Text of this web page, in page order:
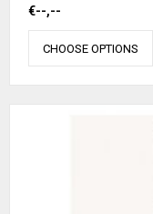
€--,--
CHOOSE OPTIONS